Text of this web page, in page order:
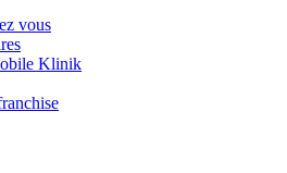
vous
Klinik